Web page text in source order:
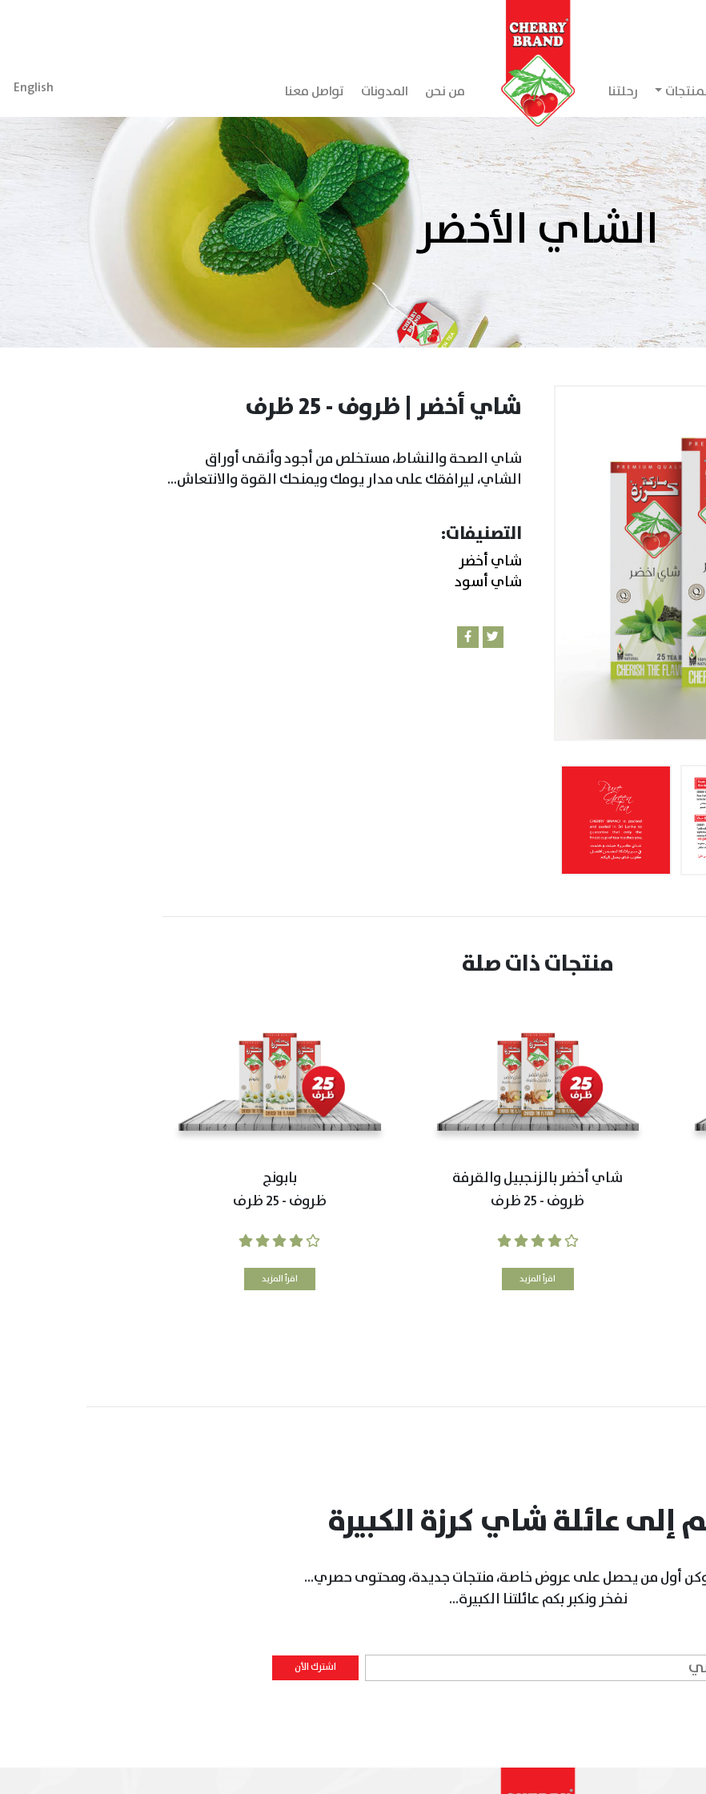
رحلتنا من نحن المدونات تواصل معنا English
الشاي الأخضر
شاي أخضر | ظروف - 25 ظرف
شاي الصحة والنشاط، مستخلص من أجود وأنقى أوراق
الشاي، ليرافقك على مدار يومك ويمنحك القوة والانتعاش...
التصنيفات:
شاي أخضر
شاي أسود
منتجات ذات صلة
بابونج
ظروف - 25 ظرف
اقرأ المزيد
شاي أخضر بالزنجبيل والقرفة
ظروف - 25 ظرف
اقرأ المزيد
إلى عائلة شاي كرزة الكبيرة
أول من يحصل على عروض خاصة، منتجات جديدة، ومحتوى حصري...
نفخر ونكبر بكم عائلتنا الكبيرة...
اشترك الأن